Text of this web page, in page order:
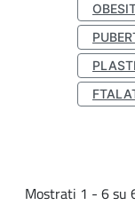
Mostrati 1 - 6 su